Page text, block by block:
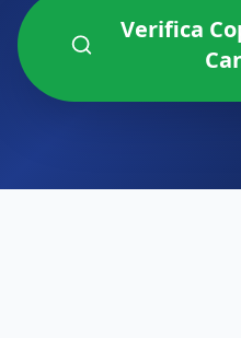
Verifica